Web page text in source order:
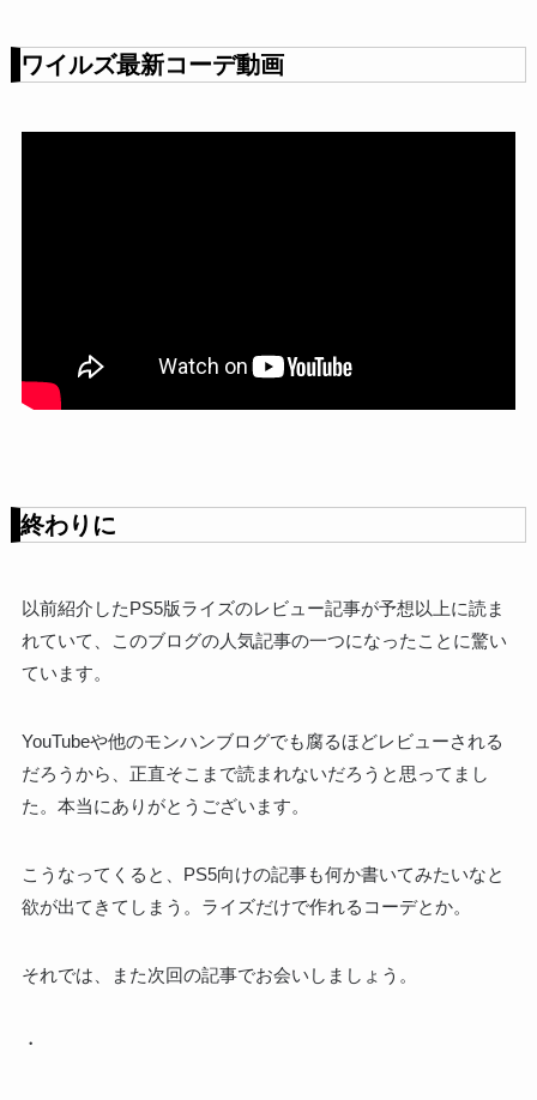
ワイルズ最新コーデ動画
終わりに
以前紹介したPS5版ライズのレビュー記事が予想以上に読ま
れていて、このブログの人気記事の一つになったことに驚い
ています。
YouTubeや他のモンハンブログでも腐るほどレビューされる
だろうから、正直そこまで読まれないだろうと思ってまし
た。本当にありがとうございます。
こうなってくると、PS5向けの記事も何か書いてみたいなと
欲が出てきてしまう。ライズだけで作れるコーデとか。
それでは、また次回の記事でお会いしましょう。
・